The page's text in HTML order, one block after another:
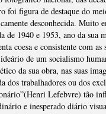
foi figura de destaque do
desconhecida. Muito
de 1940 e 1953, ano da
coesa e consistente com
de um socialismo
da sua obra, nas suas
dos trabalhadores ou dos
Lefebvre) tão
e inesperado diário